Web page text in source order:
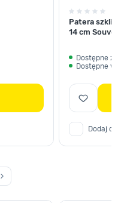
Patera
14 cm
Dostępne z
Dostępne w
Dodaj do